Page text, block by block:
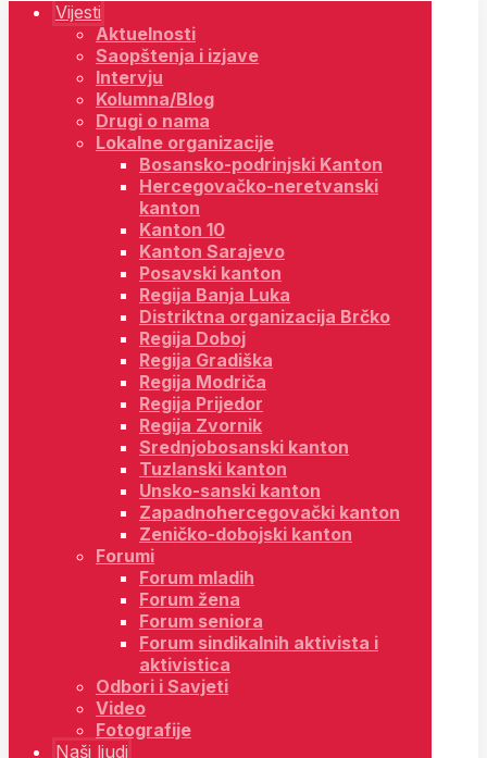
Vijesti
Aktuelnosti
Saopštenja i izjave
Intervju
Kolumna/Blog
Drugi o nama
Lokalne organizacije
Bosansko-podrinjski Kanton
Hercegovačko-neretvanski
kanton
Kanton 10
Kanton Sarajevo
Posavski kanton
Regija Banja Luka
Distriktna organizacija Brčko
Regija Doboj
Regija Gradiška
Regija Modriča
Regija Prijedor
Regija Zvornik
Srednjobosanski kanton
Tuzlanski kanton
Unsko-sanski kanton
Zapadnohercegovački kanton
Zeničko-dobojski kanton
Forumi
Forum mladih
Forum žena
Forum seniora
Forum sindikalnih aktivista i
aktivistica
Odbori i Savjeti
Video
Fotografije
Naši ljudi